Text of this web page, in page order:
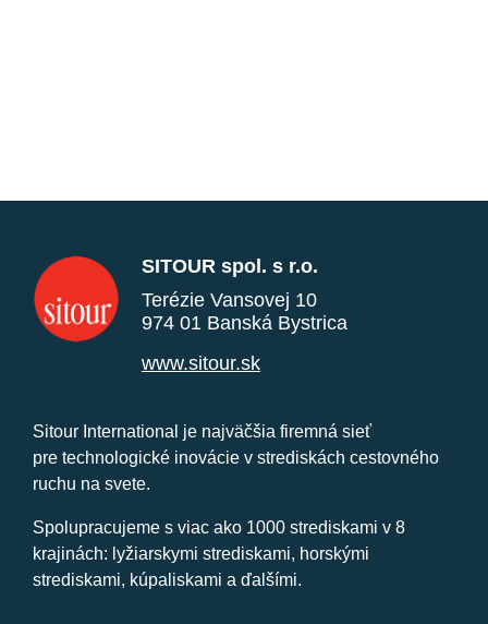
SITOUR spol. s r.o.
Terézie Vansovej 10
974 01 Banská Bystrica
www.sitour.sk
Sitour International je najväčšia firemná sieť
pre technologické inovácie v strediskách cestovného
ruchu na svete.
Spolupracujeme s viac ako 1000 strediskami v 8
krajinách: lyžiarskymi strediskami, horskými
strediskami, kúpaliskami a ďalšími.